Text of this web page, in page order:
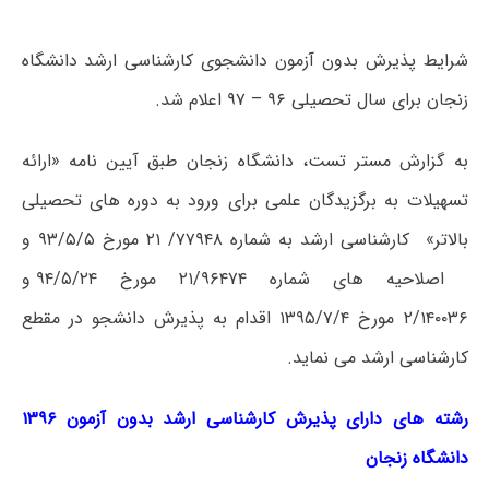
شرایط پذیرش بدون آزمون دانشجوی کارشناسی ارشد دانشگاه
زنجان برای سال تحصیلی ۹۶ – ۹۷ اعلام شد.
به گزارش مستر تست، دانشگاه زنجان طبق آیین نامه «ارائه
تسهیلات به برگزیدگان علمی برای ورود به دوره های تحصیلی
بالاتر» کارشناسی ارشد به شماره ۷۷۹۴۸/ ۲۱ مورخ ۹۳/۵/۵ و
اصلاحیه های شماره ۲۱/۹۶۴۷۴ مورخ ۹۴/۵/۲۴ و
۲/۱۴۰۰۳۶ مورخ ۱۳۹۵/۷/۴ اقدام به پذیرش دانشجو در مقطع
کارشناسی ارشد می نماید.
رشته های دارای پذیرش کارشناسی ارشد بدون آزمون ۱۳۹۶
دانشگاه زنجان